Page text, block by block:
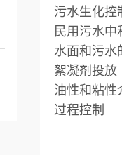
污水生化控
民用污水中
水面和污水
絮凝剂投放
油性和粘性
过程控制